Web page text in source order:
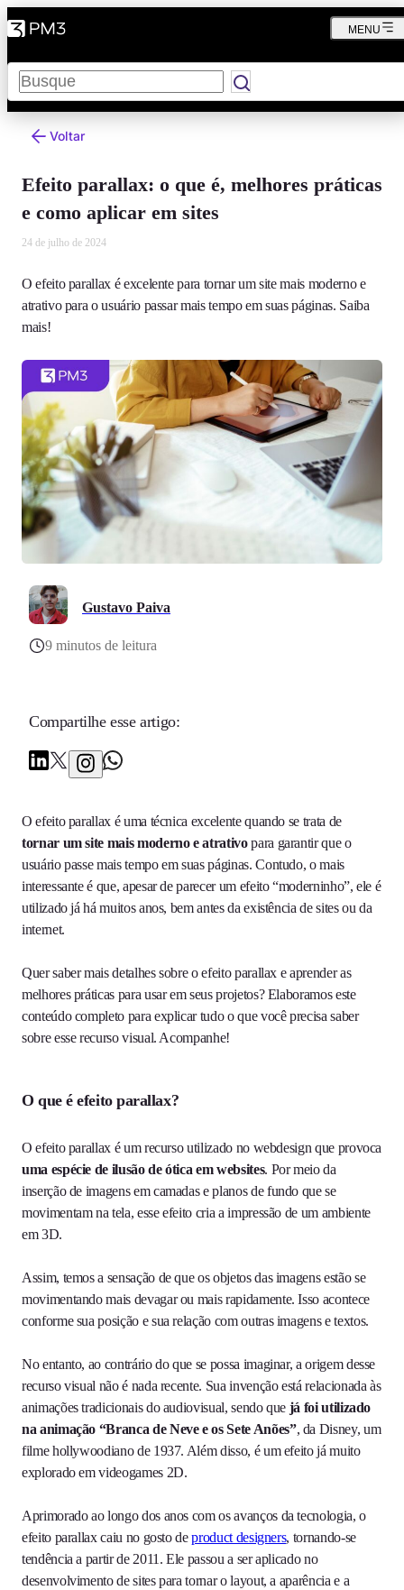
Pesquisar
MENU
Voltar
Gustavo Paiva
9 minutos de leitura
Compartilhe esse artigo:
Efeito parallax: o que é, melhores práticas
e como aplicar em sites
24 de julho de 2024
O efeito parallax é excelente para tornar um site mais moderno e
atrativo para o usuário passar mais tempo em suas páginas. Saiba
mais!
O efeito parallax é uma técnica excelente quando se trata de
tornar um site mais moderno e atrativopara garantir que o
usuário passe mais tempo em suas páginas. Contudo, o mais
interessante é que, apesar de parecer um efeito “moderninho”, ele é
utilizado já há muitos anos, bem antes da existência de sites ou da
internet.
Quer saber mais detalhes sobre o efeito parallax e aprender as
melhores práticas para usar em seus projetos? Elaboramos este
conteúdo completo para explicar tudo o que você precisa saber
sobre esse recurso visual. Acompanhe!
O que é efeito parallax?
O efeito parallax é um recurso utilizado no webdesign que provoca
uma espécie de ilusão de ótica em websites. Por meio da
inserção de imagens em camadas e planos de fundo que se
movimentam na tela, esse efeito cria a impressão de um ambiente
em 3D.
Assim, temos a sensação de que os objetos das imagens estão se
movimentando mais devagar ou mais rapidamente. Isso acontece
conforme sua posição e sua relação com outras imagens e textos.
No entanto, ao contrário do que se possa imaginar, a origem desse
recurso visual não é nada recente. Sua invenção está relacionada às
animações tradicionais do audiovisual, sendo que já foi utilizado
na animação “Branca de Neve e os Sete Anões”, da Disney, um
filme hollywoodiano de 1937. Além disso, é um efeito já muito
explorado em videogames 2D.
Aprimorado ao longo dos anos com os avanços da tecnologia, o
efeito parallax caiu no gosto deproduct designers, tornando-se
tendência a partir de 2011. Ele passou a ser aplicado no
desenvolvimento de sites para tornar o layout, a aparência e a